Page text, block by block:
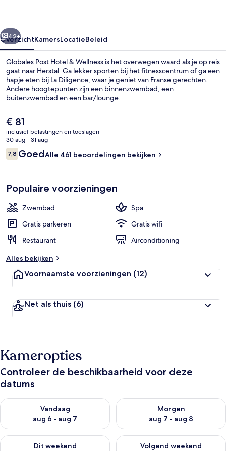
Volgende
42+
OverzichtKamersLocatieBeleid
Globales Post Hotel & Wellness is het overwegen waard als je op reis
gaat naar Herstal. Ga lekker sporten bij het fitnesscentrum of ga een
hapje eten bij La Diligence, waar je geniet van Franse gerechten.
Andere hoogtepunten zijn een binnenzwembad, een
buitenzwembad en een bar/lounge.
De
huidige
prijs
is
€ 81
€ 81
inclusief belastingen en toeslagen
30 aug - 31 aug
Beoordelingen
7,87,8 op 10 –
GoedAlle 461 beoordelingen bekijken
Populaire voorzieningen
Zwembad
Spa
Gratis parkeren
Gratis wifi
Restaurant
Airconditioning
Alles bekijken
Voornaamste voorzieningen (12)
Net als thuis (6)
Kameropties
Controleer de beschikbaarheid voor deze
datums
Vandaag
aug 6 - aug 7
De beschikbaarheid controleren voor vanavond aug 6 - aug 7
Morgen
aug 7 - aug 8
De beschikbaarheid
Dit weekend
De beschikbaarheid controleren voor dit weekend aug 7 -
Volgend weekend
De beschikbaarheid